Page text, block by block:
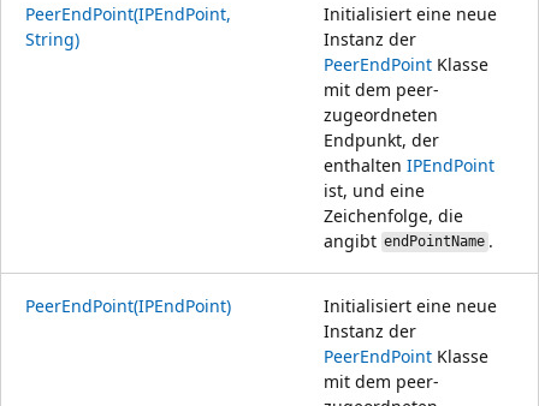
PeerEndPoint(IPEndPoint,
String)
Initialisiert eine neue
Instanz der
PeerEndPoint Klasse
mit dem peer-
zugeordneten
Endpunkt, der
enthalten IPEndPoint
ist, und eine
Zeichenfolge, die
angibt endPointName .
PeerEndPoint(IPEndPoint)
Initialisiert eine neue
Instanz der
PeerEndPoint Klasse
mit dem peer-